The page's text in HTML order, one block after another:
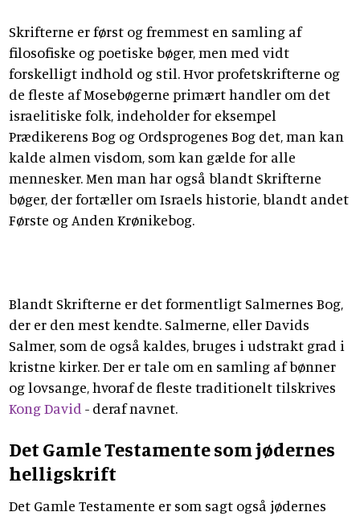
Skrifterne er først og fremmest en samling af
filosofiske og poetiske bøger, men med vidt
forskelligt indhold og stil. Hvor profetskrifterne og
de fleste af Mosebøgerne primært handler om det
israelitiske folk, indeholder for eksempel
Prædikerens Bog og Ordsprogenes Bog det, man kan
kalde almen visdom, som kan gælde for alle
mennesker. Men man har også blandt Skrifterne
bøger, der fortæller om Israels historie, blandt andet
Første og Anden Krønikebog.
Blandt Skrifterne er det formentligt Salmernes Bog,
der er den mest kendte. Salmerne, eller Davids
Salmer, som de også kaldes, bruges i udstrakt grad i
kristne kirker. Der er tale om en samling af bønner
og lovsange, hvoraf de fleste traditionelt tilskrives
Kong David - deraf navnet.
Det Gamle Testamente som jødernes
helligskrift
Det Gamle Testamente er som sagt også jødernes